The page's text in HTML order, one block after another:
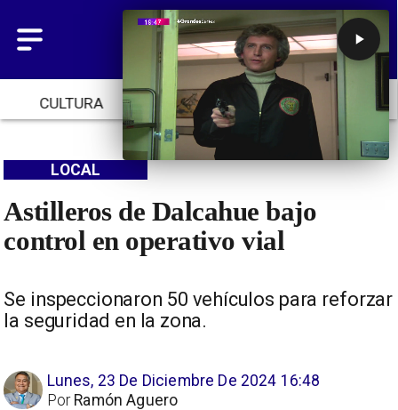
CULTURA TENDENCIAS INICIO
Astilleros de Dalcahue bajo
control en operativo vial
Se inspeccionaron 50 vehículos para reforzar
la seguridad en la zona.
LOCAL
Lunes, 23 De Diciembre De 2024 16:48
Ramón Aguero
Por